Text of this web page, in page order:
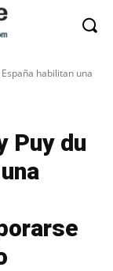
habilitan una
Puy du